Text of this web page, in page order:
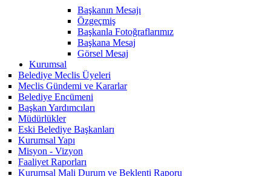
Başkanın Mesajı
Özgeçmiş
Başkanla Fotoğraflarımız
Başkana Mesaj
Görsel Mesaj
Kurumsal
Belediye Meclis Üyeleri
Meclis Gündemi ve Kararlar
Belediye Encümeni
Başkan Yardımcıları
Müdürlükler
Eski Belediye Başkanları
Kurumsal Yapı
Misyon - Vizyon
Faaliyet Raporları
Kurumsal Mali Durum ve Beklenti Raporu